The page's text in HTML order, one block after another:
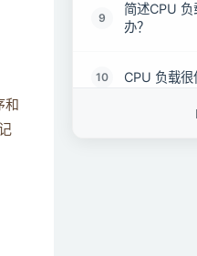
和
9
简述CPU
办？
10 CPU 负载很